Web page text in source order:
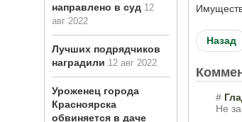
Назад
#
Не
направлено в суд 12
авг 2022
Лучших подрядчиков
наградили 12 авг 2022
Уроженец города
Красноярска
обвиняется в даче